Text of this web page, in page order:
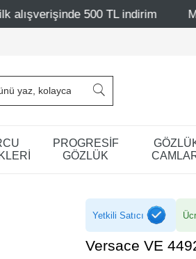
TL indirim Mağazalarımız –
PROGRESİF
GÖZLÜK
Yetkili Satıcı
Versace VE